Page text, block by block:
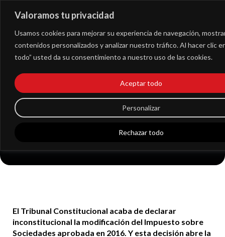
Valoramos tu privacidad
Usamos cookies para mejorar su experiencia de navegación,
contenidos personalizados y analizar nuestro tráfico. Al hacer clic
todo” usted da su consentimiento a nuestro uso de las cookies.
Personalizar
Rechazar todo
Aceptar todo
Qué empresas podrán
reclamar la
devolución de parte
del Impuesto de
Sociedades
El Tribunal Constitucional acaba de declarar
inconstitucional la modificación del Impuesto sobre
Sociedades aprobada en 2016. Y esta decisión abre la